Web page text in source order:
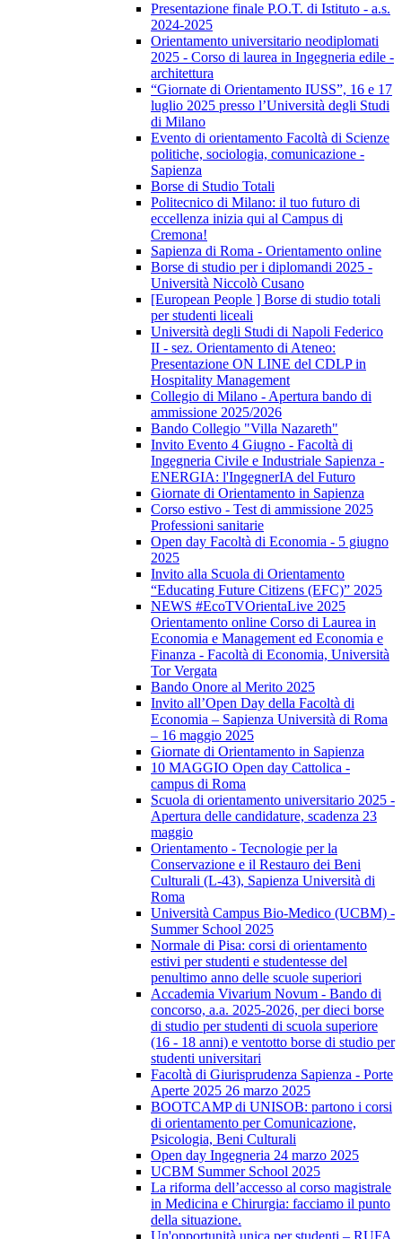
Presentazione finale P.O.T. di Istituto - a.s.
2024-2025
Orientamento universitario neodiplomati
2025 - Corso di laurea in Ingegneria edile -
architettura
“Giornate di Orientamento IUSS”, 16 e 17
luglio 2025 presso l’Università degli Studi
di Milano
Evento di orientamento Facoltà di Scienze
politiche, sociologia, comunicazione -
Sapienza
Borse di Studio Totali
Politecnico di Milano: il tuo futuro di
eccellenza inizia qui al Campus di
Cremona!
Sapienza di Roma - Orientamento online
Borse di studio per i diplomandi 2025 -
Università Niccolò Cusano
[European People ] Borse di studio totali
per studenti liceali
Università degli Studi di Napoli Federico
II - sez. Orientamento di Ateneo:
Presentazione ON LINE del CDLP in
Hospitality Management
Collegio di Milano - Apertura bando di
ammissione 2025/2026
Bando Collegio "Villa Nazareth"
Invito Evento 4 Giugno - Facoltà di
Ingegneria Civile e Industriale Sapienza -
ENERGIA: l'IngegnerIA del Futuro
Giornate di Orientamento in Sapienza
Corso estivo - Test di ammissione 2025
Professioni sanitarie
Open day Facoltà di Economia - 5 giugno
2025
Invito alla Scuola di Orientamento
“Educating Future Citizens (EFC)” 2025
NEWS #EcoTVOrientaLive 2025
Orientamento online Corso di Laurea in
Economia e Management ed Economia e
Finanza - Facoltà di Economia, Università
Tor Vergata
Bando Onore al Merito 2025
Invito all’Open Day della Facoltà di
Economia – Sapienza Università di Roma
– 16 maggio 2025
Giornate di Orientamento in Sapienza
10 MAGGIO Open day Cattolica -
campus di Roma
Scuola di orientamento universitario 2025 -
Apertura delle candidature, scadenza 23
maggio
Orientamento - Tecnologie per la
Conservazione e il Restauro dei Beni
Culturali (L-43), Sapienza Università di
Roma
Università Campus Bio-Medico (UCBM) -
Summer School 2025
Normale di Pisa: corsi di orientamento
estivi per studenti e studentesse del
penultimo anno delle scuole superiori
Accademia Vivarium Novum - Bando di
concorso, a.a. 2025-2026, per dieci borse
di studio per studenti di scuola superiore
(16 - 18 anni) e ventotto borse di studio per
studenti universitari
Facoltà di Giurisprudenza Sapienza - Porte
Aperte 2025 26 marzo 2025
BOOTCAMP di UNISOB: partono i corsi
di orientamento per Comunicazione,
Psicologia, Beni Culturali
Open day Ingegneria 24 marzo 2025
UCBM Summer School 2025
La riforma dell’accesso al corso magistrale
in Medicina e Chirurgia: facciamo il punto
della situazione.